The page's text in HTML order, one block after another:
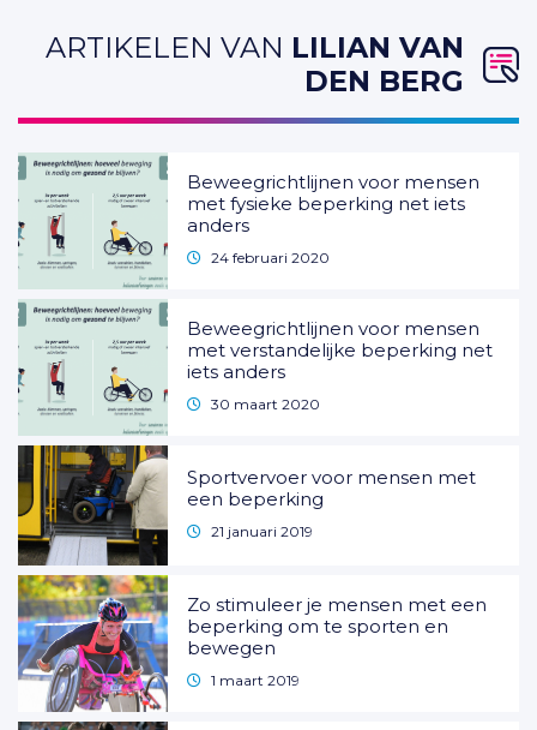
ARTIKELEN VAN LILIAN VAN
DEN BERG
Beweegrichtlijnen voor mensen
met fysieke beperking net iets
anders
24 februari 2020
Beweegrichtlijnen voor mensen
met verstandelijke beperking net
iets anders
30 maart 2020
Sportvervoer voor mensen met
een beperking
21 januari 2019
Zo stimuleer je mensen met een
beperking om te sporten en
bewegen
1 maart 2019